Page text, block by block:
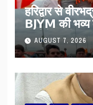
​हरिद्वार से
BJYM की भव्य
सूर्या ने की देश
की कामना
AUGUST 7, 2026